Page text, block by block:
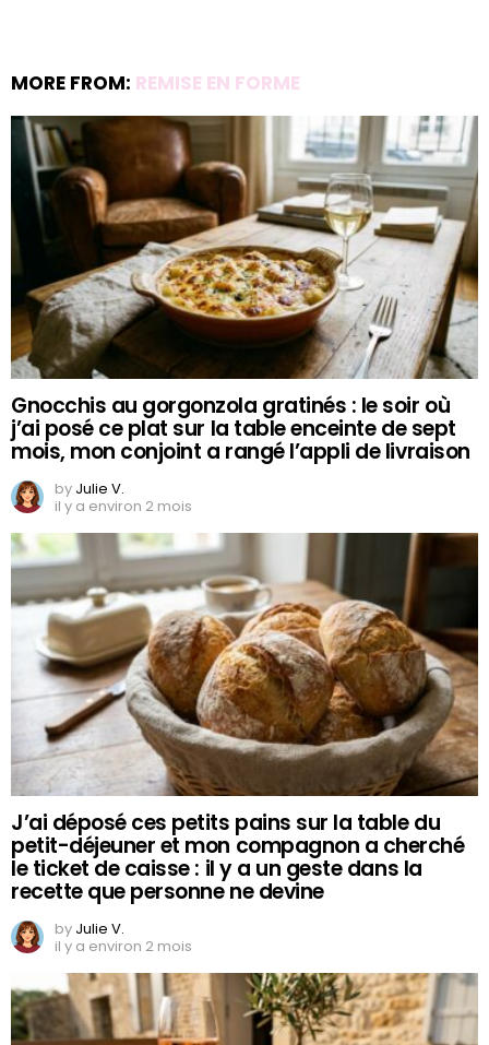
MORE FROM: REMISE EN FORME
Gnocchis au gorgonzola gratinés : le soir où
j’ai posé ce plat sur la table enceinte de sept
mois, mon conjoint a rangé l’appli de livraison
by Julie V.
il y a environ 2 mois
J’ai déposé ces petits pains sur la table du
petit-déjeuner et mon compagnon a cherché
le ticket de caisse : il y a un geste dans la
recette que personne ne devine
by Julie V.
il y a environ 2 mois